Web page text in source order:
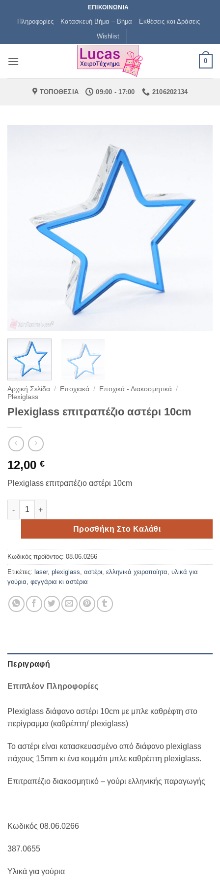
ΕΠΙΚΟΙΝΩΝΙΑ
Πληροφορίες Κατασκευή Βήμα – Βήμα
Εκθέσεις και Δράσεις
Wishlist
0
ΤΟΠΟΘΕΣΙΑ 09:00 - 17:00 2106202134
Αρχική Σελίδα / Εποχιακά / Εποχικά - Διακοσμητικά /
Plexiglass
Plexiglass επιτραπέζιο αστέρι 10cm
12,00 €
Plexiglass επιτραπέζιο αστέρι 10cm
Plexiglass επιτραπέζιο αστέρι 10cm ποσότητα
Προσθήκη Στο Καλάθι
Κωδικός προϊόντος: 08.06.0266
Ετικέτες: laser, plexiglass, αστέρι, ελληνικά χειροποίητα, υλικά για
γούρια, φεγγάρια κι αστέρια
Περιγραφή
Επιπλέον Πληροφορίες
Plexiglass διάφανο αστέρι 10cm με μπλε καθρέφτη στο
περίγραμμα (καθρέπτη/ plexiglass)
Το αστέρι είναι κατασκευασμένο από διάφανο plexiglass
πάχους 15mm κι ένα κομμάτι μπλε καθρέπτη plexiglass.
Επιτραπέζιο διακοσμητικό – γούρι ελληνικής παραγωγής
Κωδικός 08.06.0266
387.0655
Υλικά για γούρια